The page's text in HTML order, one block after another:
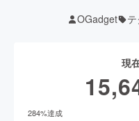
OGadget
現
284%達成